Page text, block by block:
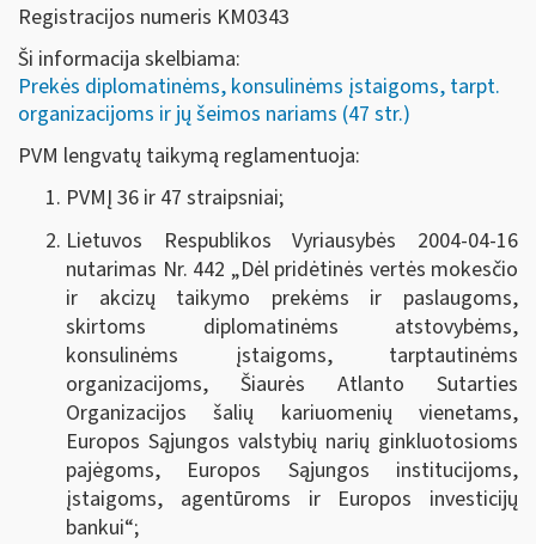
Registracijos numeris KM0343
Ši informacija skelbiama:
Prekės diplomatinėms, konsulinėms įstaigoms, tarpt.
organizacijoms ir jų šeimos nariams (47 str.)
PVM lengvatų taikymą reglamentuoja:
PVMĮ 36 ir 47 straipsniai;
Lietuvos Respublikos Vyriausybės 2004-04-16
nutarimas Nr. 442 „Dėl pridėtinės vertės mokesčio
ir akcizų taikymo prekėms ir paslaugoms,
skirtoms diplomatinėms atstovybėms,
konsulinėms įstaigoms, tarptautinėms
organizacijoms, Šiaurės Atlanto Sutarties
Organizacijos šalių kariuomenių vienetams,
Europos Sąjungos valstybių narių ginkluotosioms
pajėgoms, Europos Sąjungos institucijoms,
įstaigoms, agentūroms ir Europos investicijų
bankui“;